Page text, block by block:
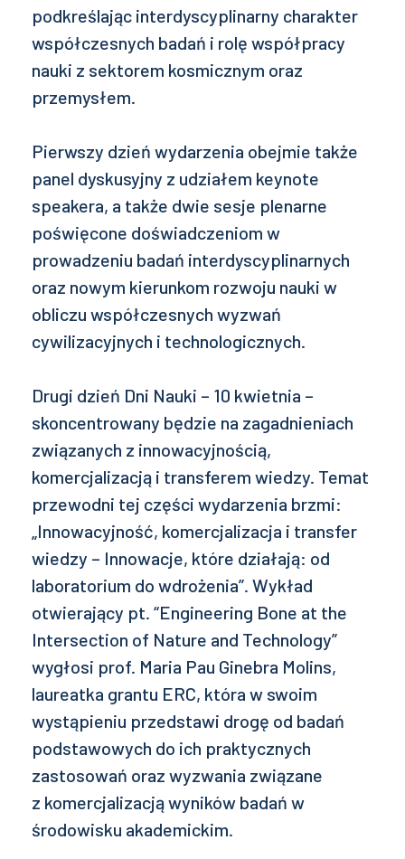
podkreślając interdyscyplinarny charakter
współczesnych badań i rolę współpracy
nauki z sektorem kosmicznym oraz
przemysłem.
Pierwszy dzień wydarzenia obejmie także
panel dyskusyjny z udziałem keynote
speakera, a także dwie sesje plenarne
poświęcone doświadczeniom w
prowadzeniu badań interdyscyplinarnych
oraz nowym kierunkom rozwoju nauki w
obliczu współczesnych wyzwań
cywilizacyjnych i technologicznych.
Drugi dzień Dni Nauki – 10 kwietnia –
skoncentrowany będzie na zagadnieniach
związanych z innowacyjnością,
komercjalizacją i transferem wiedzy. Temat
przewodni tej części wydarzenia brzmi:
„Innowacyjność, komercjalizacja i transfer
wiedzy – Innowacje, które działają: od
laboratorium do wdrożenia”. Wykład
otwierający pt. “Engineering Bone at the
Intersection of Nature and Technology”
wygłosi prof. Maria Pau Ginebra Molins,
laureatka grantu ERC, która w swoim
wystąpieniu przedstawi drogę od badań
podstawowych do ich praktycznych
zastosowań oraz wyzwania związane
z komercjalizacją wyników badań w
środowisku akademickim.